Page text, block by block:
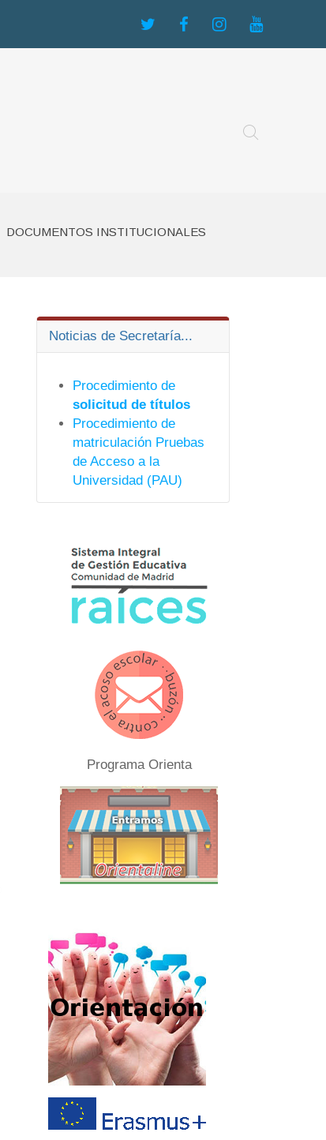
DOCUMENTOS INSTITUCIONALES
Noticias de Secretaría...
Procedimiento de
solicitud de títulos
Procedimiento de
matriculación Pruebas
de Acceso a la
Universidad (PAU)
Programa Orienta